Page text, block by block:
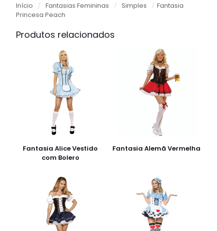
Início / Fantasias Femininas / Simples / Fantasia
Princesa Peach
Produtos relacionados
Fantasia Alice Vestido
com Bolero
Fantasia Alemã Vermelha